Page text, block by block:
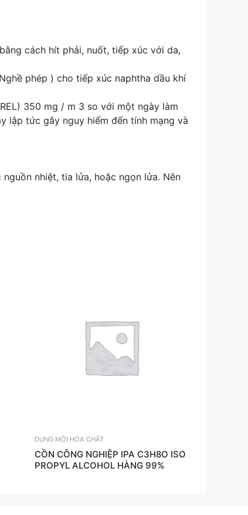
cách hít phải, nuốt, tiếp xúc với da,
phép ) cho tiếp xúc naphtha dầu khí
350 mg / m 3 so với một ngày làm
lập tức gây nguy hiểm đến tính mạng và
nhiệt, tia lửa, hoặc ngọn lửa. Nên
DUNG MÔI HÓA CHẤT
CỒN CÔNG NGHIỆP IPA C3H8O ISO
PROPYL ALCOHOL HÀNG 99%